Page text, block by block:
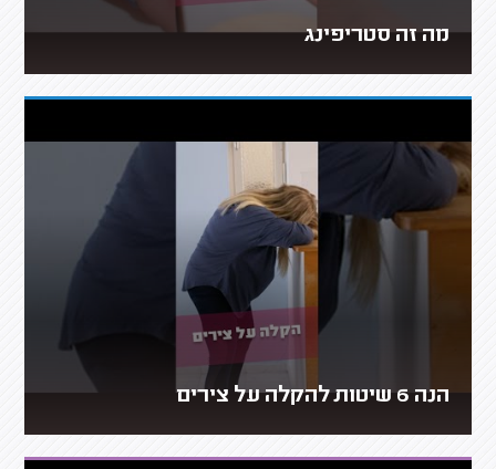
מה זה סטריפינג
הנה 6 שיטות להקלה על צירים